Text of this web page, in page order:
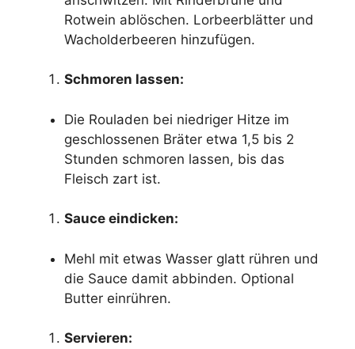
Rotwein ablöschen. Lorbeerblätter und
Wacholderbeeren hinzufügen.
Schmoren lassen:
Die Rouladen bei niedriger Hitze im
geschlossenen Bräter etwa 1,5 bis 2
Stunden schmoren lassen, bis das
Fleisch zart ist.
Sauce eindicken:
Mehl mit etwas Wasser glatt rühren und
die Sauce damit abbinden. Optional
Butter einrühren.
Servieren: